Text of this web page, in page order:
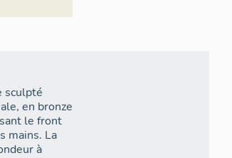
sculpté
en bronze
le front
mains. La
à